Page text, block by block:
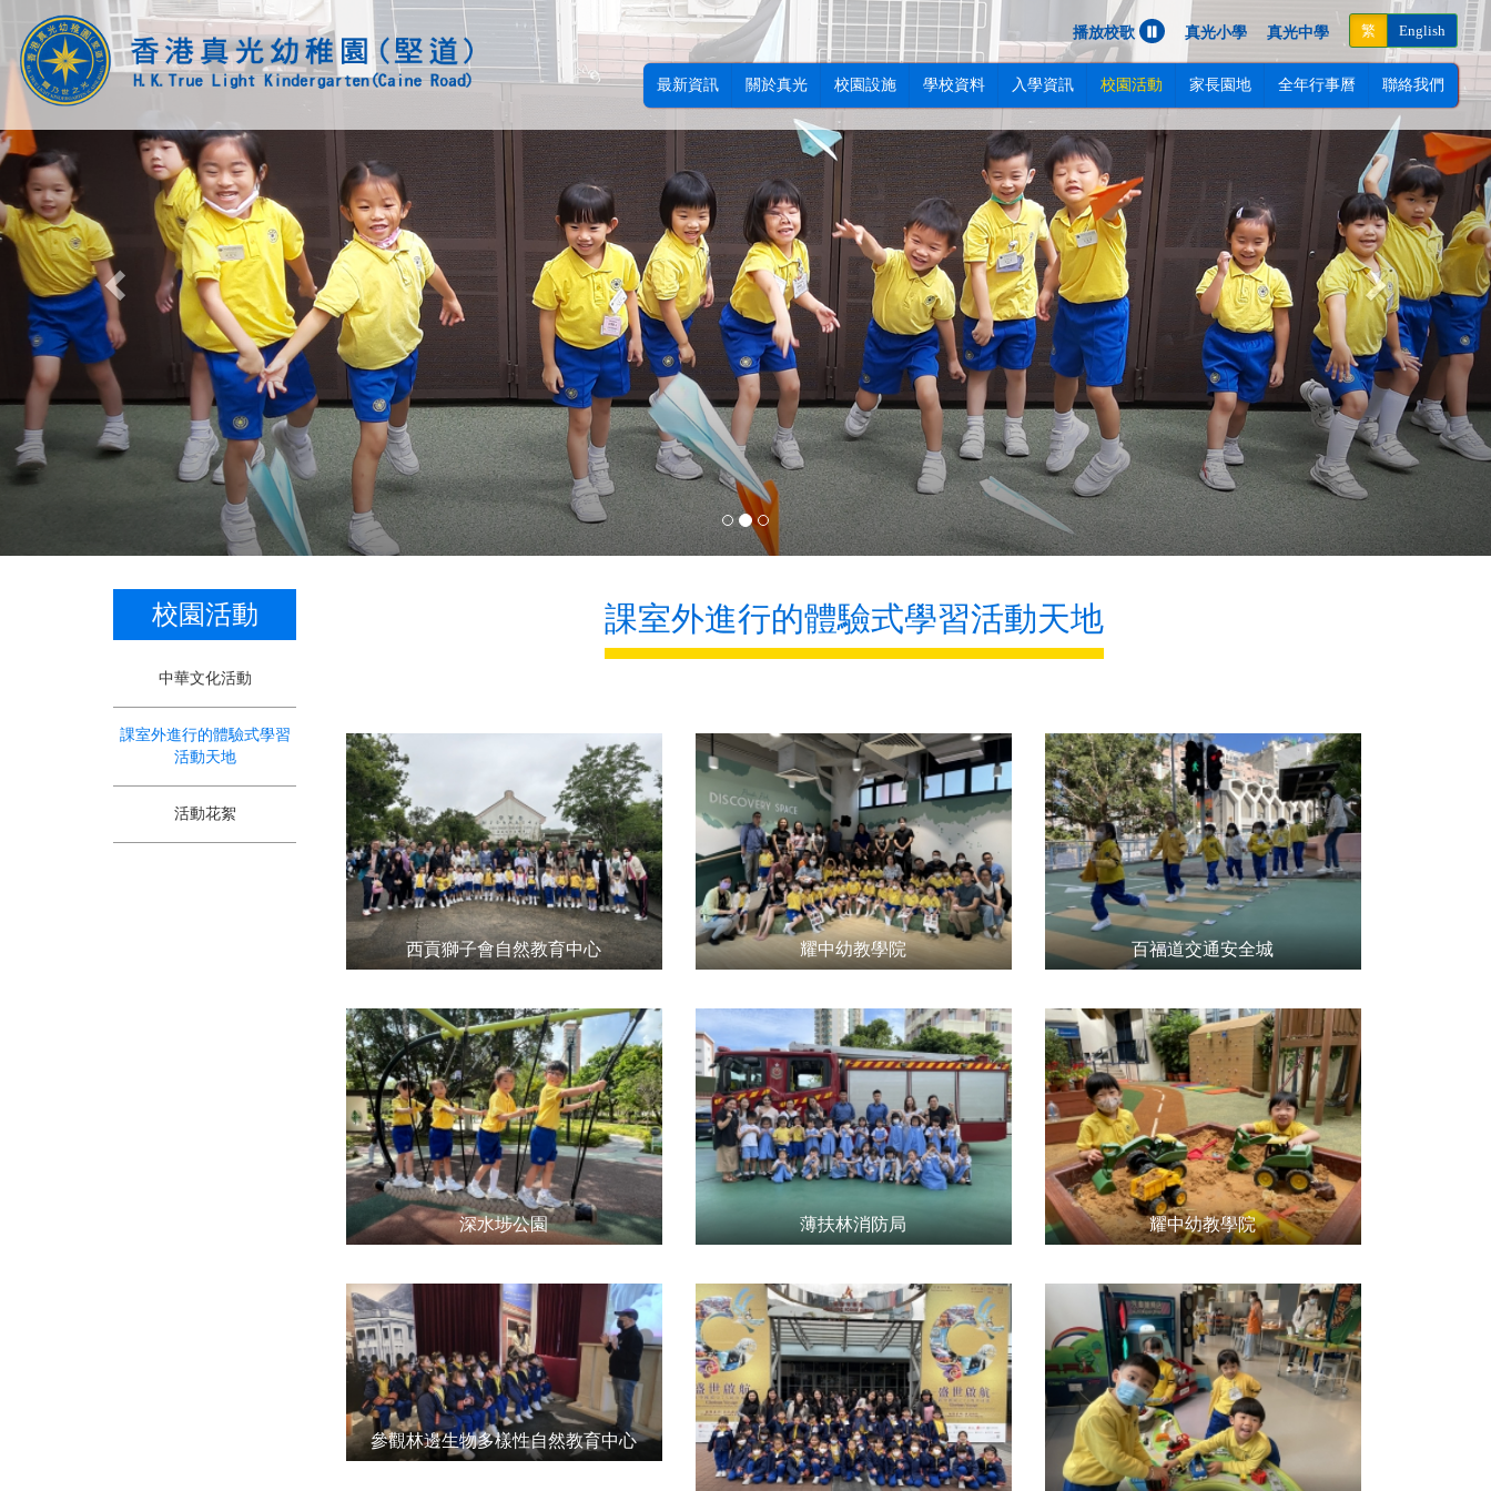
播放校歌 真光小學 真光中學 繁 English
最新資訊 關於真光 校園設施 學校資料 入學資訊 校園活動 家長園地 全年行事曆 聯絡我們
Previous Next
課室外進行的體驗式學習活動天地
西貢獅子會自然教育中心 耀中幼教學院 百福道交通安全城
深水埗公園 薄扶林消防局 耀中幼教學院
參觀林邊生物多樣性自然教育中心
校園活動
中華文化活動
課室外進行的體驗式學習
活動天地
活動花絮